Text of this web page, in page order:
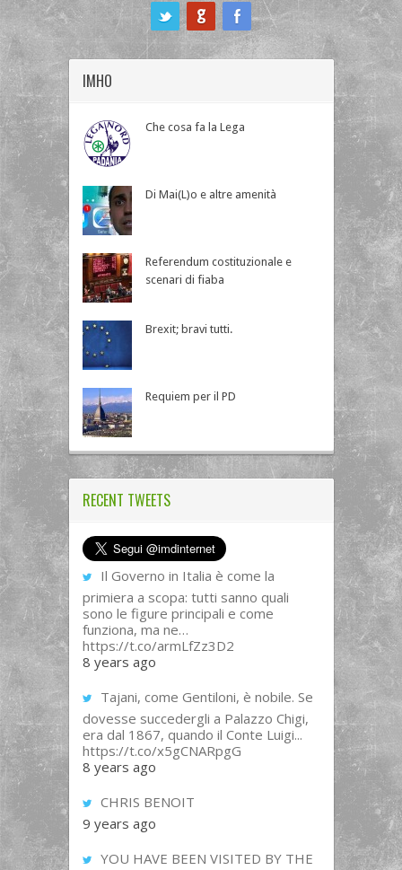
IMHO
Che cosa fa la Lega
Di Mai(L)o e altre amenità
Referendum costituzionale e
scenari di fiaba
Brexit; bravi tutti.
Requiem per il PD
RECENT TWEETS
Il Governo in Italia è come la
primiera a scopa: tutti sanno quali
sono le figure principali e come
funziona, ma ne…
https://t.co/armLfZz3D2
8 years ago
Tajani, come Gentiloni, è nobile. Se
dovesse succedergli a Palazzo Chigi,
era dal 1867, quando il Conte Luigi...
https://t.co/x5gCNARpgG
8 years ago
CHRIS BENOIT
9 years ago
YOU HAVE BEEN VISITED BY THE